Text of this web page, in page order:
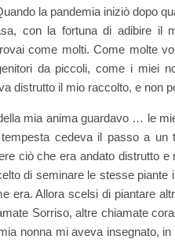
la pandemia iniziò dopo
con la fortuna di adibire il
come molti. Come molte
da piccoli, come i miei
distrutto il mio raccolto, e non
mia anima guardavo … le
cedeva il passo a un
ciò che era andato distrutto
di seminare le stesse
era. Allora scelsi di piantare
Sorriso, altre chiamate
nonna mi aveva insegnato,